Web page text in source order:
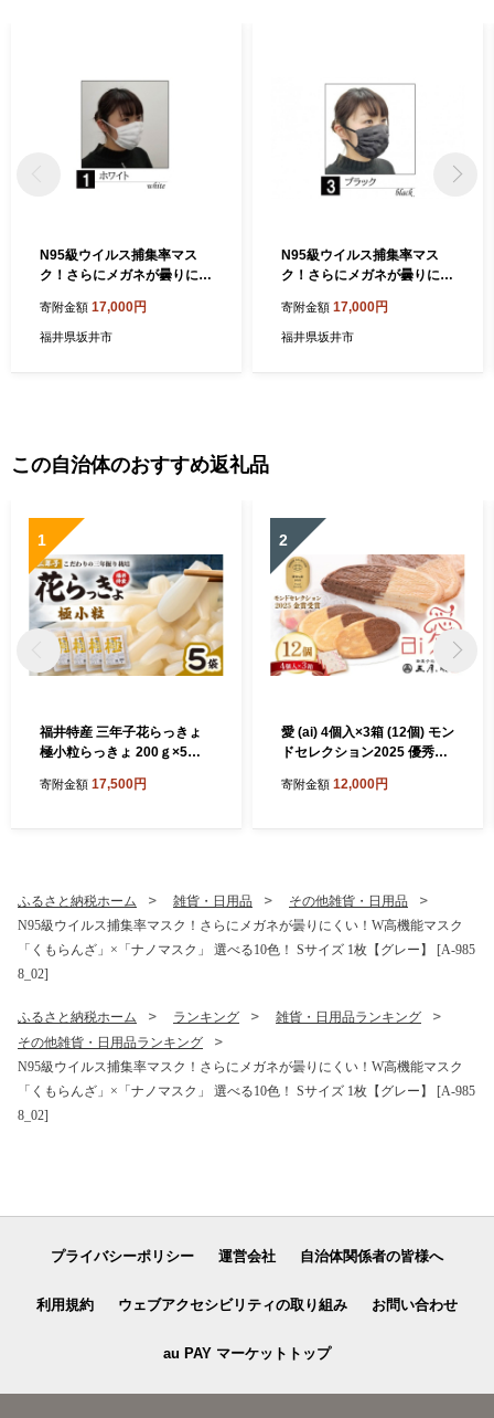
ご連絡ください。
N95級ウイルス捕集率マス
ク！さらにメガネが曇りにく
んざ」×「ナノマスク」 選べ
る10色！ Sサイズ 1枚【ホワ
寄附金額 17,000円
福井県坂井市
N95級ウイルス捕集率マス
ク！さらにメガネが曇りにく
んざ」×「ナノマスク」 選べ
る10色！ Sサイズ 1枚【ブラ
寄附金額 17,000円
福井県坂井市
この自治体のおすすめ返礼品
1
福井特産 三年子花らっきょ
極小粒らっきょ 200ｇ×5袋
りの三年掘り栽培』 希少 漬
寄附金額 17,500円
2
愛 (ai) 4個入×3箱 (12個) モン
ドセレクション2025 優秀品
クッキー クッキー 焼菓子 銘
寄附金額 12,000円
ふるさと納税ホーム 雑貨・日用品
その他雑貨・日用品
N95級ウイルス捕集率マスク！さらにメガネが曇りにくい！W高機能マスク
「くもらんざ」×「ナノマスク」 選べる10色！ Sサイズ 1枚【グレー】 [A-985
8_02]
ふるさと納税ホーム ランキング
雑貨・日用品ランキング
その他雑貨・日用品ランキング
N95級ウイルス捕集率マスク！さらにメガネが曇りにくい！W高機能マスク
「くもらんざ」×「ナノマスク」 選べる10色！ Sサイズ 1枚【グレー】 [A-985
8_02]
プライバシーポリシー 運営会社 自治体関係者の皆様へ
利用規約 ウェブアクセシビリティの取り組み お問い合わせ
au PAY マーケットトップ